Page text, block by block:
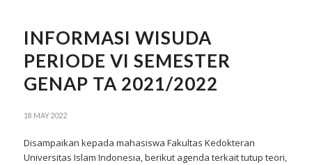
INFORMASI WISUDA
PERIODE VI SEMESTER
GENAP TA 2021/2022
18 MAY 2022
Disampaikan kepada mahasiswa Fakultas Kedokteran
Universitas Islam Indonesia, berikut agenda terkait tutup teori,